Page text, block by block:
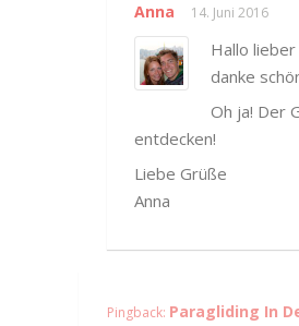
Anna 14. Juni 2016
Hallo lieber
danke
Oh ja! Der
entdecken!
Liebe Grüße
Anna
Pingback: Paragliding In